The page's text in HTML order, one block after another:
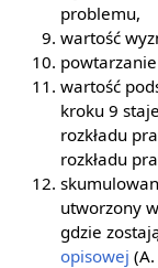
problemu,
wartość
wartość
kroku 9
rozkładu
rozkładu
utworzony
gdzie
opisowej